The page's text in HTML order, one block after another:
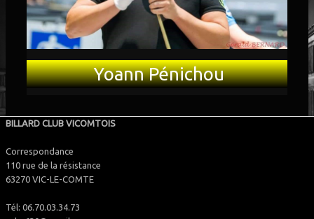
Yoann Pénichou
BILLARD CLUB VICOMTOIS
Correspondance
110 rue de la résistance
63270 VIC-LE-COMTE
Tél: 06.70.03.34.73